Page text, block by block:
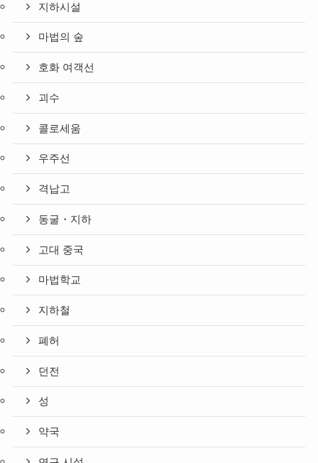
지하시설
마법의 숲
호화 여객선
괴수
콜로세움
우주선
격납고
동굴・지하
고대 중국
마법학교
지하철
폐허
던전
성
약국